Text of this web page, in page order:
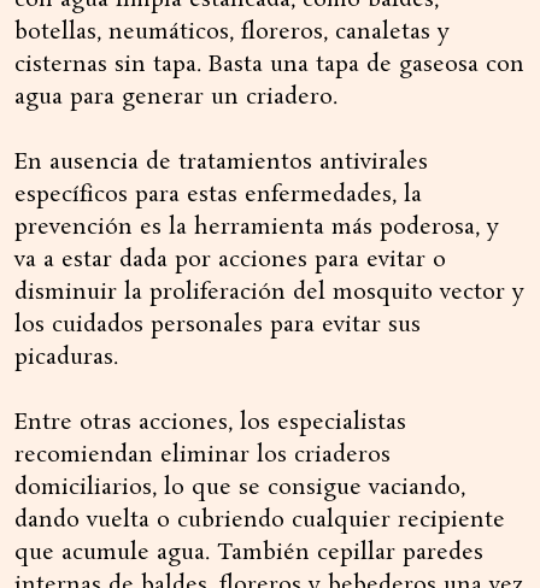
botellas, neumáticos, floreros, canaletas y
cisternas sin tapa. Basta una tapa de gaseosa con
agua para generar un criadero.
En ausencia de tratamientos antivirales
específicos para estas enfermedades, la
prevención es la herramienta más poderosa, y
va a estar dada por acciones para evitar o
disminuir la proliferación del mosquito vector y
los cuidados personales para evitar sus
picaduras.
Entre otras acciones, los especialistas
recomiendan eliminar los criaderos
domiciliarios, lo que se consigue vaciando,
dando vuelta o cubriendo cualquier recipiente
que acumule agua. También cepillar paredes